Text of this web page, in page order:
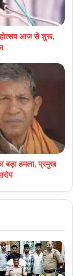
आज से शुरू,
हमला, प्रमुख